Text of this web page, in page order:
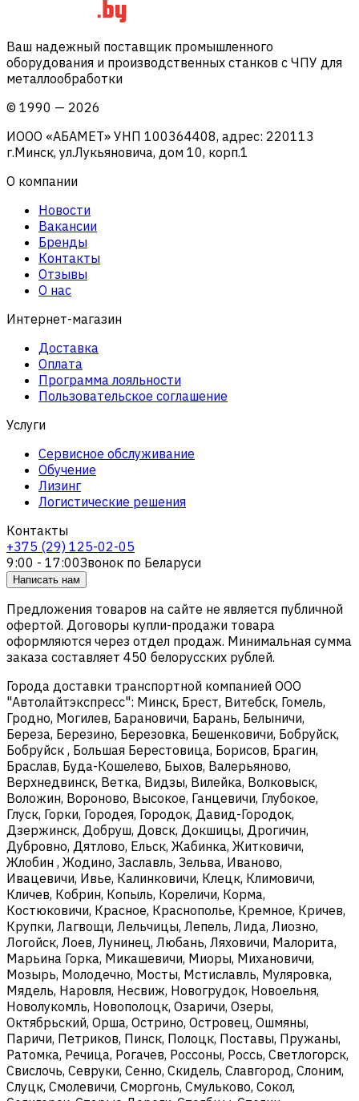
Ваш надежный поставщик промышленного
оборудования и производственных станков с ЧПУ для
металлообработки
© 1990 — 2026
ИООО «АБАМЕТ» УНП 100364408, адрес: 220113
г.Минск, ул.Лукьяновича, дом 10, корп.1
О компании
Новости
Вакансии
Бренды
Контакты
Отзывы
О нас
Интернет-магазин
Доставка
Оплата
Программа лояльности
Пользовательское соглашение
Услуги
Сервисное обслуживание
Обучение
Лизинг
Логистические решения
Контакты
+375 (29) 125-02-05
9:00 - 17:00Звонок по Беларуси
Написать нам
Предложения товаров на сайте не является публичной
офертой. Договоры купли-продажи товара
оформляются через отдел продаж. Минимальная сумма
заказа составляет 450 белорусских рублей.
Города доставки транспортной компанией ООО
"Автолайтэкспресс": Минск, Брест, Витебск, Гомель,
Гродно, Могилев, Барановичи, Барань, Белыничи,
Береза, Березино, Березовка, Бешенковичи, Бобруйск,
Бобруйск , Большая Берестовица, Борисов, Брагин,
Браслав, Буда-Кошелево, Быхов, Валерьяново,
Верхнедвинск, Ветка, Видзы, Вилейка, Волковыск,
Воложин, Вороново, Высокое, Ганцевичи, Глубокое,
Глуск, Горки, Городея, Городок, Давид-Городок,
Дзержинск, Добруш, Довск, Докшицы, Дрогичин,
Дубровно, Дятлово, Ельск, Жабинка, Житковичи,
Жлобин , Жодино, Заславль, Зельва, Иваново,
Ивацевичи, Ивье, Калинковичи, Клецк, Климовичи,
Кличев, Кобрин, Копыль, Кореличи, Корма,
Костюковичи, Красное, Краснополье, Кремное, Кричев,
Крупки, Лагвощи, Лельчицы, Лепель, Лида, Лиозно,
Логойск, Лоев, Лунинец, Любань, Ляховичи, Малорита,
Марьина Горка, Микашевичи, Миоры, Михановичи,
Мозырь, Молодечно, Мосты, Мстиславль, Муляровка,
Мядель, Наровля, Несвиж, Новогрудок, Новоельня,
Новолукомль, Новополоцк, Озаричи, Озеры,
Октябрьский, Орша, Острино, Островец, Ошмяны,
Паричи, Петриков, Пинск, Полоцк, Поставы, Пружаны,
Ратомка, Речица, Рогачев, Россоны, Россь, Светлогорск,
Свислочь, Севруки, Сенно, Скидель, Славгород, Слоним,
Слуцк, Смолевичи, Сморгонь, Смульково, Сокол,